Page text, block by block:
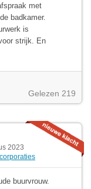
met
badkamer.
is
strijk. En
Gelezen 219
2023
buurvrouw.